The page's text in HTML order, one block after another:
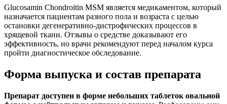
Glucosamin Chondroitin MSM является медикаментом, который
назначается пациентам разного пола и возраста с целью
остановки дегенеративно-дистрофических процессов в
хрящевой ткани. Отзывы о средстве доказывают его
эффективность, но врачи рекомендуют перед началом курса
пройти диагностическое обследование.
Форма выпуска и состав препарата
Препарат доступен в форме небольших таблеток овальной